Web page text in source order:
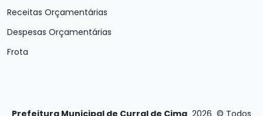
Receitas Orçamentárias
Despesas Orçamentárias
Frota